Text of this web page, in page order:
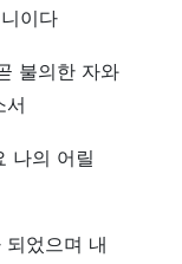
이다
불의한 자와
서
나의 어릴
었으며 내